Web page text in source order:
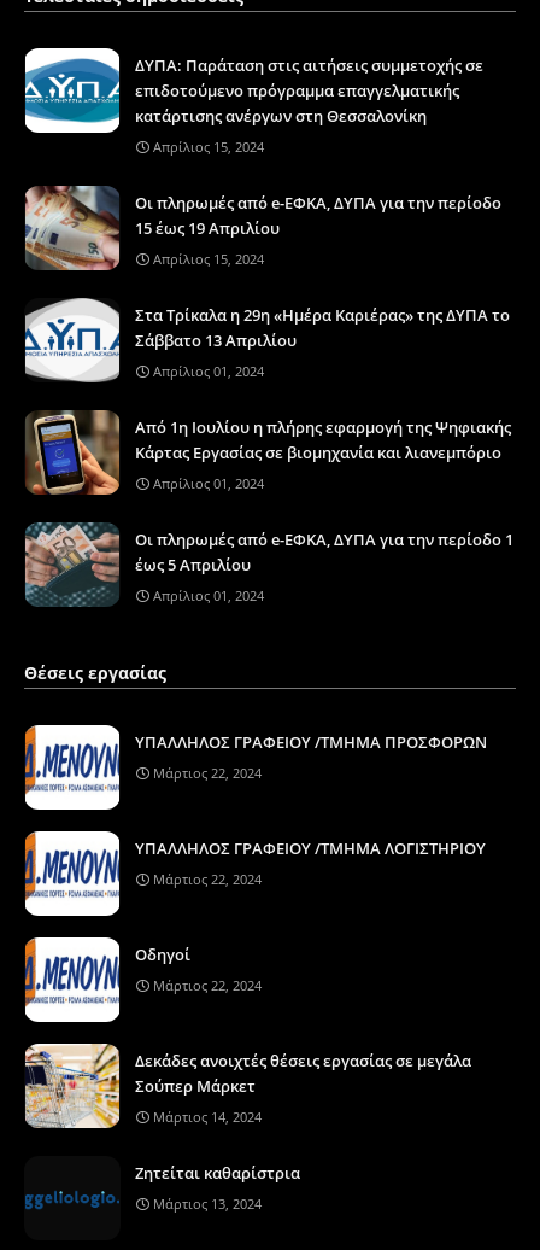
ΔΥΠΑ: Παράταση στις αιτήσεις συμμετοχής σε
επιδοτούμενο πρόγραμμα επαγγελματικής
κατάρτισης ανέργων στη Θεσσαλονίκη
Απρίλιος 15, 2024
Οι πληρωμές από e-ΕΦΚΑ, ΔΥΠΑ για την περίοδο
15 έως 19 Απριλίου
Απρίλιος 15, 2024
Στα Τρίκαλα η 29η «Ημέρα Καριέρας» της ΔΥΠΑ το
Σάββατο 13 Απριλίου
Απρίλιος 01, 2024
Από 1η Ιουλίου η πλήρης εφαρμογή της Ψηφιακής
Κάρτας Εργασίας σε βιομηχανία και λιανεμπόριο
Απρίλιος 01, 2024
Οι πληρωμές από e-ΕΦΚΑ, ΔΥΠΑ για την περίοδο 1
έως 5 Απριλίου
Απρίλιος 01, 2024
Θέσεις εργασίας
ΥΠΑΛΛΗΛΟΣ ΓΡΑΦΕΙΟΥ /ΤΜΗΜΑ ΠΡΟΣΦΟΡΩΝ
Μάρτιος 22, 2024
ΥΠΑΛΛΗΛΟΣ ΓΡΑΦΕΙΟΥ /ΤΜΗΜΑ ΛΟΓΙΣΤΗΡΙΟΥ
Μάρτιος 22, 2024
Οδηγοί
Μάρτιος 22, 2024
Δεκάδες ανοιχτές θέσεις εργασίας σε μεγάλα
Σούπερ Μάρκετ
Μάρτιος 14, 2024
Ζητείται καθαρίστρια
Μάρτιος 13, 2024